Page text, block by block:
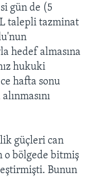
gün de (5
talepli tazminat
hedef almasına
hukuki
hafta sonu
güçleri can
o bölgede bitmiş
Bunun